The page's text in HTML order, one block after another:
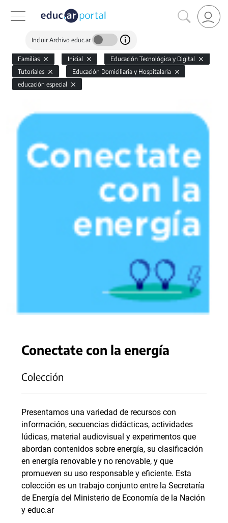
Incluir Archivo educ.ar
Familias Inicial
Educación Tecnológica y Digital
Tutoriales
Educación Domiciliaria y Hospitalaria
educación especial
Conectate con la energía
Colección
Presentamos una variedad de recursos con
información, secuencias didácticas, actividades
lúdicas, material audiovisual y experimentos que
abordan contenidos sobre energía, su clasificación
en energía renovable y no renovable, y que
promueven su uso responsable y eficiente. Esta
colección es un trabajo conjunto entre la Secretaría
de Energía del Ministerio de Economía de la Nación
y educ.ar